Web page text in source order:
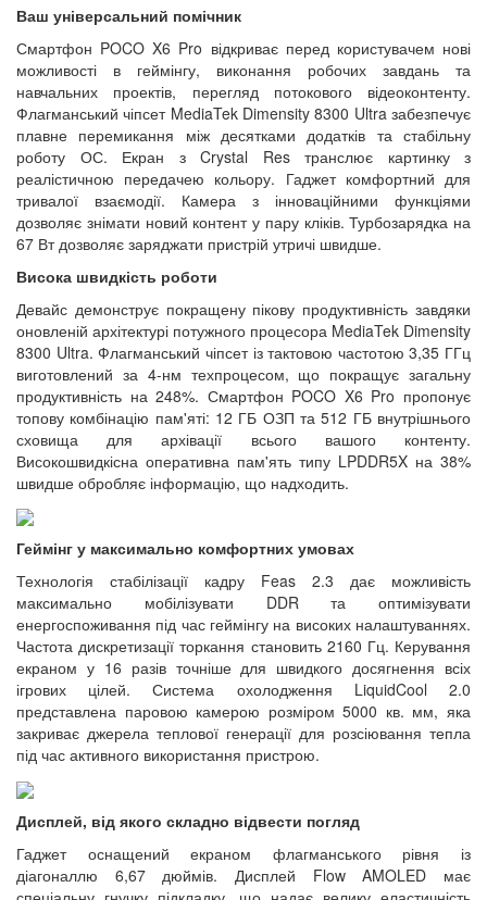
Ваш універсальний помічник
Смартфон POCO X6 Pro відкриває перед користувачем нові
можливості в геймінгу, виконання робочих завдань та
навчальних проектів, перегляд потокового відеоконтенту.
Флагманський чіпсет MediaTek Dimensity 8300 Ultra забезпечує
плавне перемикання між десятками додатків та стабільну
роботу ОС. Екран з Crystal Res транслює картинку з
реалістичною передачею кольору. Гаджет комфортний для
тривалої взаємодії. Камера з інноваційними функціями
дозволяє знімати новий контент у пару кліків. Турбозарядка на
67 Вт дозволяє заряджати пристрій утричі швидше.
Висока швидкість роботи
Девайс демонструє покращену пікову продуктивність завдяки
оновленій архітектурі потужного процесора MediaTek Dimensity
8300 Ultra. Флагманський чіпсет із тактовою частотою 3,35 ГГц
виготовлений за 4-нм техпроцесом, що покращує загальну
продуктивність на 248%. Смартфон POCO X6 Pro пропонує
топову комбінацію пам'яті: 12 ГБ ОЗП та 512 ГБ внутрішнього
сховища для архівації всього вашого контенту.
Високошвидкісна оперативна пам'ять типу LPDDR5X на 38%
швидше обробляє інформацію, що надходить.
Геймінг у максимально комфортних умовах
Технологія стабілізації кадру Feas 2.3 дає можливість
максимально мобілізувати DDR та оптимізувати
енергоспоживання під час геймінгу на високих налаштуваннях.
Частота дискретизації торкання становить 2160 Гц. Керування
екраном у 16 разів точніше для швидкого досягнення всіх
ігрових цілей. Система охолодження LiquidCool 2.0
представлена паровою камерою розміром 5000 кв. мм, яка
закриває джерела теплової генерації для розсіювання тепла
під час активного використання пристрою.
Дисплей, від якого складно відвести погляд
Гаджет оснащений екраном флагманського рівня із
діагоналлю 6,67 дюймів. Дисплей Flow AMOLED має